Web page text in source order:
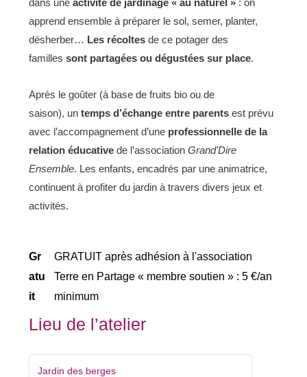
dans uneactivité de jardinage « au naturel » : on
apprend ensemble à préparer le sol, semer, planter,
désherber… Les récoltesde ce potager des
famillessont partagées ou dégustées sur place.
Après le goûter (à base de fruits bio ou de
saison), untemps d’échange entre parents est prévu
avec l’accompagnement d’une professionnelle de la
relation éducative de l’associationGrand’Dire
Ensemble. Les enfants, encadrés par une animatrice,
continuent à profiter du jardin à travers divers jeux et
activités.
Gr
atu
it
GRATUIT après adhésion à l'association
Terre en Partage « membre soutien » : 5 €/an
minimum
Lieu de l’atelier
Jardin des berges